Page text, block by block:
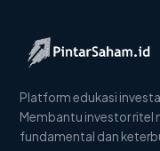
Platform edukasi
Membantu investor ritel
fundamental dan